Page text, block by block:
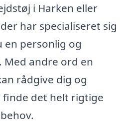
i Harken eller
har specialiseret sig
en personlig og
andre ord en
rådgive dig og
det helt rigtige